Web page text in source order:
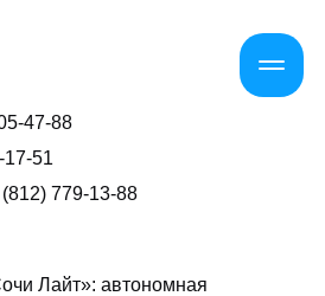
47-88
17-51
779-13-88
Лайт»: автономная